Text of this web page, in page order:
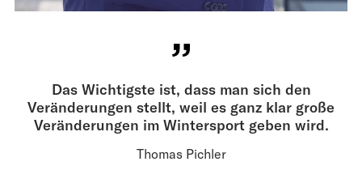
Das Wichtigste ist, dass man sich den
Veränderungen stellt, weil es ganz klar große
Veränderungen im Wintersport geben wird.
Thomas Pichler